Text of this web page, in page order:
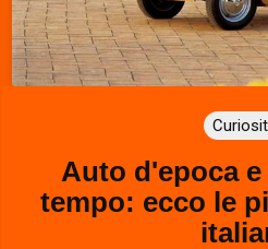
Auto d'epoca
tempo: ecco le